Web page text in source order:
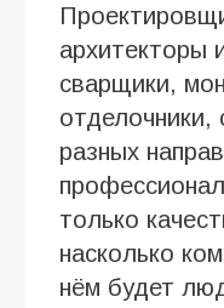
архитекторы
сварщики,
отделочники,
разных
только
насколько
нём будет